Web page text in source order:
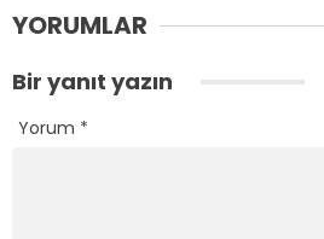
YORUMLAR
Bir yanıt yazın
Yorum *